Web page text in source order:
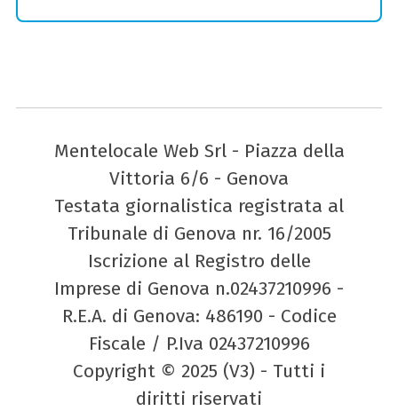
Mentelocale Web Srl - Piazza della
Vittoria 6/6 - Genova
Testata giornalistica registrata al
Tribunale di Genova nr. 16/2005
Iscrizione al Registro delle
Imprese di Genova n.02437210996 -
R.E.A. di Genova: 486190 - Codice
Fiscale / P.Iva 02437210996
Copyright © 2025 (V3) - Tutti i
diritti riservati